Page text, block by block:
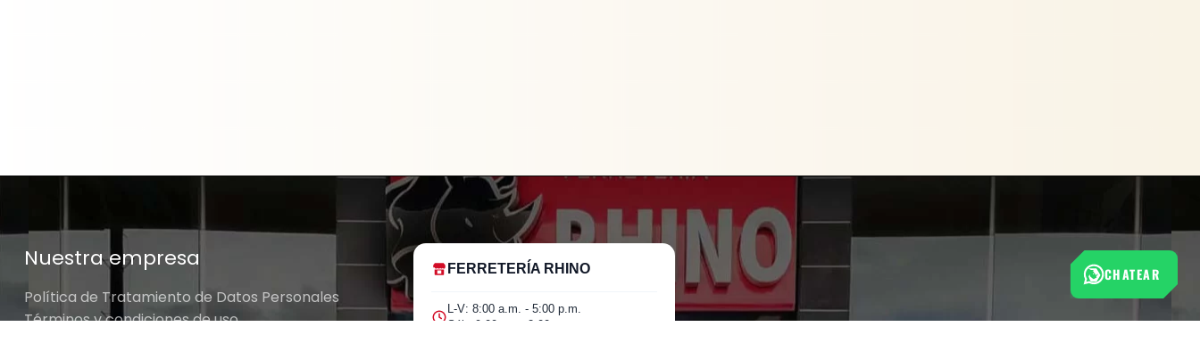
Nuestra empresa
Política de Tratamiento de Datos Personales
Términos y condiciones de uso
FERRETERÍA RHINO
L-V: 8:00 a.m. - 5:00 p.m.
Sáb: 9:00 am - 2:00 pm
CHATEAR